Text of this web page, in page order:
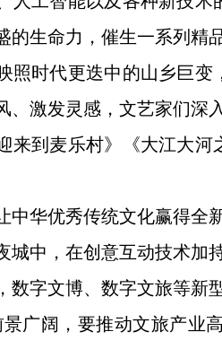
的生命力，催生一系列精
照时代更迭中的山乡巨
激发灵感，文艺家们深
来到麦乐村》《大江大
中华优秀传统文化赢得全
城中，在创意互动技术加
数字文博、数字文旅等新
景广阔，要推动文旅产业